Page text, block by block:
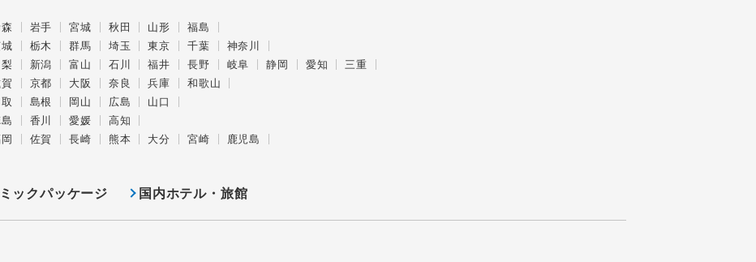
岩手 宮城 秋田 山形
福島
栃木 群馬 埼玉 東京 千葉
神奈川
新潟 富山 石川 福井 長野 岐阜 静岡 愛知
三重
京都 大阪 奈良 兵庫
和歌山
島根 岡山 広島
山口
香川 愛媛
高知
佐賀 長崎 熊本 大分 宮崎
鹿児島
ックパッケージ 国内ホテル・旅館